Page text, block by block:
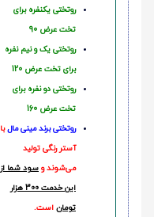
روتختی یکنفره برای
تخت عرض 90
روتختی یک و نیم نفره
برای تخت عرض 120
روتختی دو نفره برای
تخت عرض 160
روتختی‌ برند مینی مالبا
آستر رنگی تولید
می‌شوند و سود شما از
این خدمت 300 هزار
تومان است.